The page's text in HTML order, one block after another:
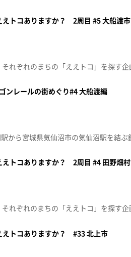
えトコありますか？ 2周目 #5 大船渡市
ンレールの街めぐり#4 大船渡編
えトコありますか？ 2周目 #4 田野畑村
えトコありますか？ #33 北上市